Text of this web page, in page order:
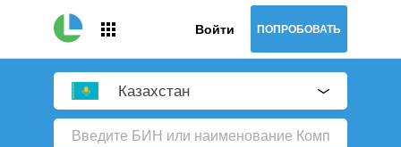
Войти ПОПРОБОВАТЬ
Казахстан